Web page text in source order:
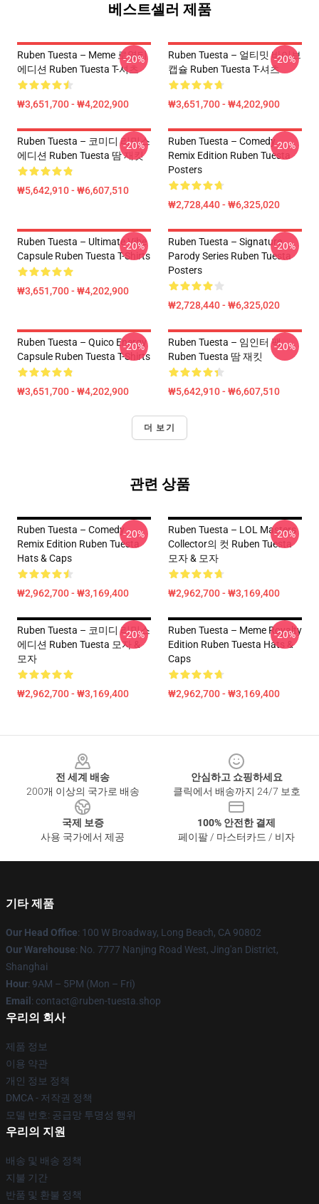
베스트셀러 제품
Ruben Tuesta – Meme 로열티
에디션 Ruben Tuesta T-셔츠
₩3,651,700 - ₩4,202,900
-20%
Ruben Tuesta – 얼티밋 바이브
캡슐 Ruben Tuesta T-셔츠
₩3,651,700 - ₩4,202,900
-20%
Ruben Tuesta – 코미디 리믹스
에디션 Ruben Tuesta 땀 재킷
₩5,642,910 - ₩6,607,510
-20%
Ruben Tuesta – Comedy
Remix Edition Ruben Tuesta
Posters
₩2,728,440 - ₩6,325,020
-20%
Ruben Tuesta – Ultimate Vibe
Capsule Ruben Tuesta T-Shirts
₩3,651,700 - ₩4,202,900
-20%
Ruben Tuesta – Signature
Parody Series Ruben Tuesta
Posters
₩2,728,440 - ₩6,325,020
-20%
Ruben Tuesta – Quico Energy
Capsule Ruben Tuesta T-Shirts
₩3,651,700 - ₩4,202,900
-20%
Ruben Tuesta – 임인터 팩
Ruben Tuesta 땀 재킷
₩5,642,910 - ₩6,607,510
-20%
더 보기
관련 상품
Ruben Tuesta – Comedy
Remix Edition Ruben Tuesta
Hats & Caps
₩2,962,700 - ₩3,169,400
-20%
Ruben Tuesta – LOL Masters
Collector의 컷 Ruben Tuesta
모자 & 모자
₩2,962,700 - ₩3,169,400
-20%
Ruben Tuesta – 코미디 리믹스
에디션 Ruben Tuesta 모자 &
모자
₩2,962,700 - ₩3,169,400
-20%
Ruben Tuesta – Meme Royalty
Edition Ruben Tuesta Hats &
Caps
₩2,962,700 - ₩3,169,400
-20%
전 세계 배송
200개 이상의 국가로 배송
안심하고 쇼핑하세요
클릭에서 배송까지 24/7 보호
국제 보증
사용 국가에서 제공
100% 안전한 결제
페이팔 / 마스터카드 / 비자
기타 제품
Our Head Office: 100 W Broadway, Long Beach, CA 90802
Our Warehouse: No. 7777 Nanjing Road West, Jing'an District,
Shanghai
Hour: 9AM – 5PM (Mon – Fri)
Email : contact@ruben-tuesta.shop
우리의 회사
제품 정보
이용 약관
개인 정보 정책
DMCA - 저작권 정책
모델 번호: 공급망 투명성 행위
우리의 지원
배송 및 배송 정책
지불 기간
반품 및 환불 정책